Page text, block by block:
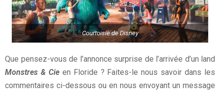
Courtoisie de Disney
Que pensez-vous de l’annonce surprise de l’arrivée d’un land
Monstres & Cie en Floride ? Faites-le nous savoir dans les
commentaires ci-dessous ou en nous envoyant un message